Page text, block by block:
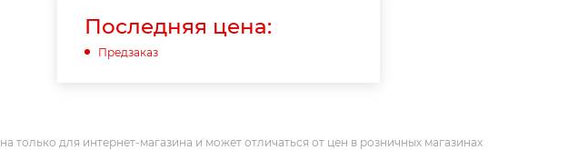
Последняя цена:
Предзаказ
только для интернет-магазина и может отличаться от цен в розничных магазинах